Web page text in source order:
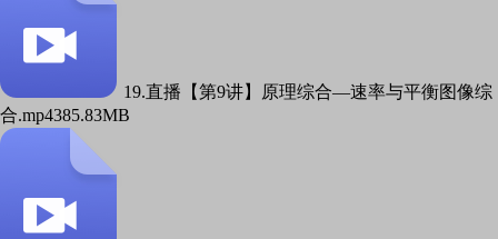
19.直播【第9讲】原理综合—速率与平衡图像综
合.mp4385.83MB